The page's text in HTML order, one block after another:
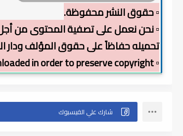
▫️ حقوق النشر محفوظة.
▫️ نحن نعمل على تصفية المحتوى من أجل
تحميله حفاظاً على حقوق المؤلف ودار
▫️ The book cannot be viewed or downloaded in order to preserve copyright.